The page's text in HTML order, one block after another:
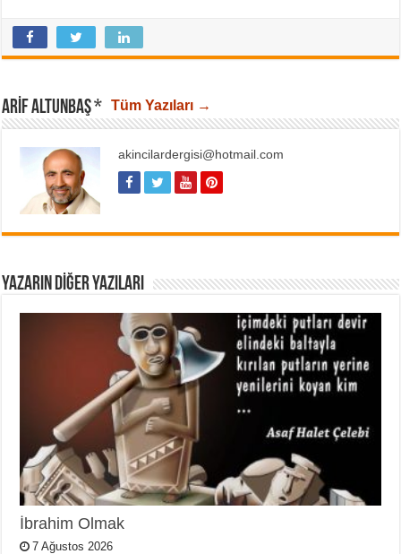
ARIF ALTUNBAŞ * Tüm Yazıları →
akincilardergisi@hotmail.com
YAZARIN DIĞER YAZILARI
İbrahim Olmak
7 Ağustos 2026